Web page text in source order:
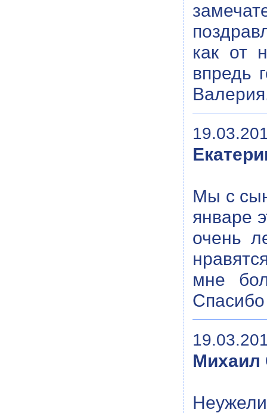
как от
впредь
Мы с
январе
очень
мне
Михаил